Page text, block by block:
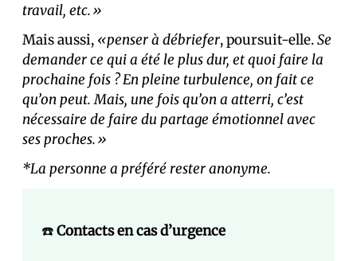
travail, etc.»
Mais aussi, «penser à débriefer, poursuit-elle.Se
demander ce qui a été le plus dur, et quoi faire la
prochaine fois ? En pleine turbulence, on fait ce
qu’on peut. Mais, une fois qu’on a atterri, c’est
nécessaire de faire du partage émotionnel avec
ses proches.»
*La personne a préféré rester anonyme.
☎️Contacts en cas d’urgence